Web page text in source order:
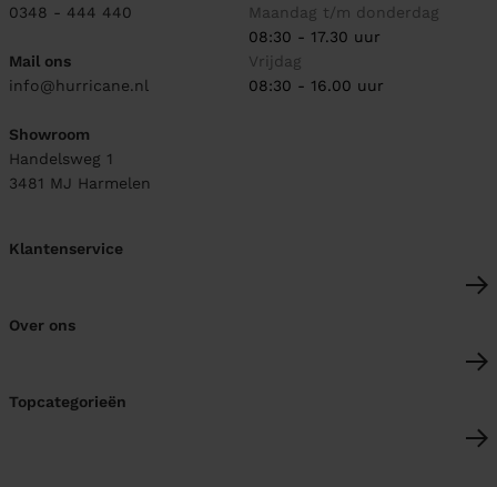
0348 - 444 440
Mail ons
info@hurricane.nl
Showroom
Handelsweg 1
3481 MJ Harmelen
Maandag t/m donderdag
08:30 - 17.30 uur
Vrijdag
08:30 - 16.00 uur
Klantenservice
Over ons
Topcategorieën